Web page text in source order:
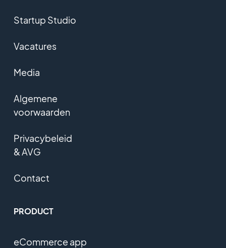
Startup Studio
Vacatures
Media
Algemene
voorwaarden
Privacybeleid
& AVG
Contact
PRODUCT
eCommerce app